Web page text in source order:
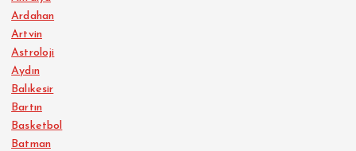
Ardahan
Artvin
Astroloji
Aydın
Balıkesir
Bartın
Basketbol
Batman